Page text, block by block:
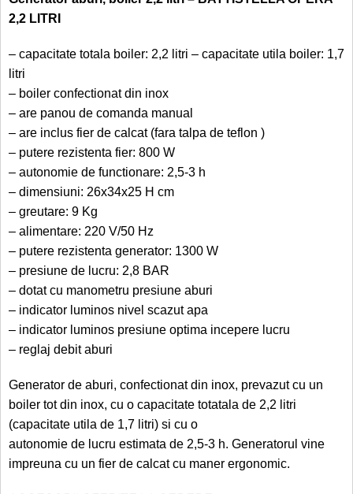
2,2 LITRI
– capacitate totala boiler: 2,2 litri – capacitate utila boiler: 1,7
litri
– boiler confectionat din inox
– are panou de comanda manual
– are inclus fier de calcat (fara talpa de teflon )
– putere rezistenta fier: 800 W
– autonomie de functionare: 2,5-3 h
– dimensiuni: 26x34x25 H cm
– greutare: 9 Kg
– alimentare: 220 V/50 Hz
– putere rezistenta generator: 1300 W
– presiune de lucru: 2,8 BAR
– dotat cu manometru presiune aburi
– indicator luminos nivel scazut apa
– indicator luminos presiune optima incepere lucru
– reglaj debit aburi
Generator de aburi, confectionat din inox, prevazut cu un
boiler tot din inox, cu o capacitate totatala de 2,2 litri
(capacitate utila de 1,7 litri) si cu o
autonomie de lucru estimata de 2,5-3 h. Generatorul vine
impreuna cu un fier de calcat cu maner ergonomic.